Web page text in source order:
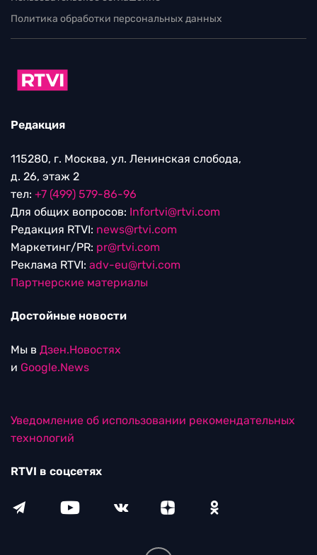
Политика обработки персональных данных
Редакция
115280, г. Москва, ул. Ленинская слобода,
д. 26, этаж 2
тел: +7 (499) 579-86-96
Для общих вопросов: Infortvi@rtvi.com
Редакция RTVI: news@rtvi.com
Маркетинг/PR: pr@rtvi.com
Реклама RTVI: adv-eu@rtvi.com
Партнерские материалы
Достойные новости
Мы в Дзен.Новостях
и Google.News
Уведомление об использовании рекомендательных
технологий
RTVI в соцсетях